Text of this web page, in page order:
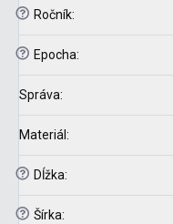
? Ročník:
? Epocha:
Správa:
Materiál:
? Dĺžka:
? Šírka: